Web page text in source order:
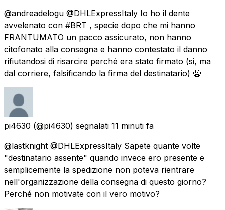
@andreadelogu @DHLExpressItaly Io ho il dente
avvelenato con #BRT , specie dopo che mi hanno
FRANTUMATO un pacco assicurato, non hanno
citofonato alla consegna e hanno contestato il danno
rifiutandosi di risarcire perché era stato firmato (si, ma
dal corriere, falsificando la firma del destinatario) 🤬
pi4630 (@pi4630) segnalati 11 minuti fa
@lastknight @DHLExpressItaly Sapete quante volte
"destinatario assente" quando invece ero presente e
semplicemente la spedizione non poteva rientrare
nell'organizzazione della consegna di questo giorno?
Perché non motivate con il vero motivo?